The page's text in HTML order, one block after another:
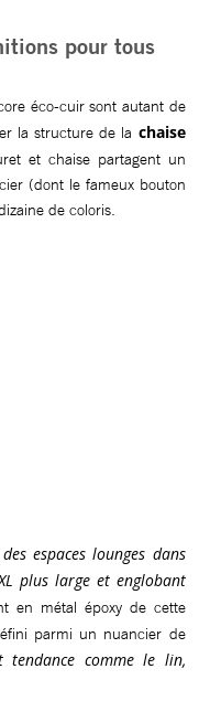
pour tous
éco-cuir sont autant de
la structure de la chaise
et chaise partagent un
(dont le fameux bouton
de coloris.
espaces lounges dans
plus large et englobant
en métal époxy de cette
parmi un nuancier de
comme le lin,